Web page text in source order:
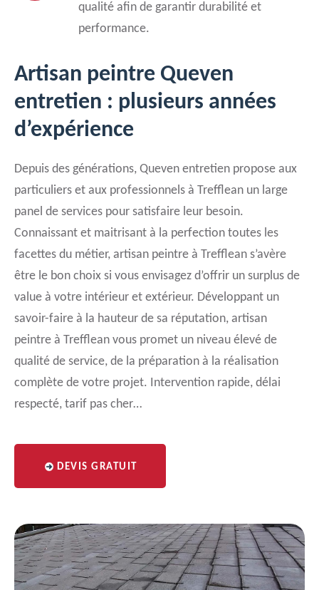
qualité afin de garantir durabilité et
performance.
Artisan peintre Queven
entretien : plusieurs années
d’expérience
Depuis des générations, Queven entretien propose aux
particuliers et aux professionnels à Trefflean un large
panel de services pour satisfaire leur besoin.
Connaissant et maitrisant à la perfection toutes les
facettes du métier, artisan peintre à Trefflean s’avère
être le bon choix si vous envisagez d’offrir un surplus de
value à votre intérieur et extérieur. Développant un
savoir-faire à la hauteur de sa réputation, artisan
peintre à Trefflean vous promet un niveau élevé de
qualité de service, de la préparation à la réalisation
complète de votre projet. Intervention rapide, délai
respecté, tarif pas cher…
DEVIS GRATUIT